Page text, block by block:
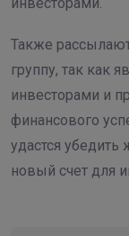
инвесторами.
Также
группу, так как
инвесторами и
финансового
удастся убедить
новый счет для